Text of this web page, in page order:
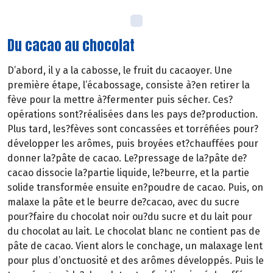
Du cacao au chocolat
D’abord, il y a la cabosse, le fruit du cacaoyer. Une
première étape, l’écabossage, consiste à?en retirer la
fève pour la mettre à?fermenter puis sécher. Ces?
opérations sont?réalisées dans les pays de?production.
Plus tard, les?fèves sont concassées et torréfiées pour?
développer les arômes, puis broyées et?chauffées pour
donner la?pâte de cacao. Le?pressage de la?pâte de?
cacao dissocie la?partie liquide, le?beurre, et la partie
solide transformée ensuite en?poudre de cacao. Puis, on
malaxe la pâte et le beurre de?cacao, avec du sucre
pour?faire du chocolat noir ou?du sucre et du lait pour
du chocolat au lait. Le chocolat blanc ne contient pas de
pâte de cacao. Vient alors le conchage, un malaxage lent
pour plus d’onctuosité et des arômes développés. Puis le